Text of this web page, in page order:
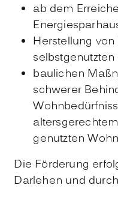
ab dem
Herstellung
baulichen
schwerer
genutzten
Die Förderung
Darlehen und